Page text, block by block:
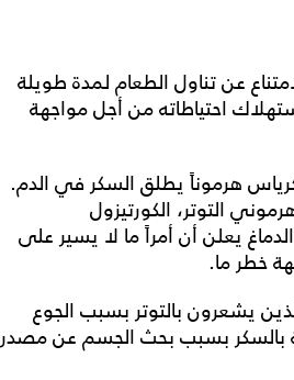
عن تناول الطعام لمدة طويلة
احتياطاته من أجل مواجهة
هرموناً يطلق السكر في الدم.
التوتر، الكورتيزول
يعلن أن أمراً ما لا يسير على
خطر ما.
يشعرون بالتوتر بسبب الجوع
بالسكر بسبب بحث الجسم عن مصدر